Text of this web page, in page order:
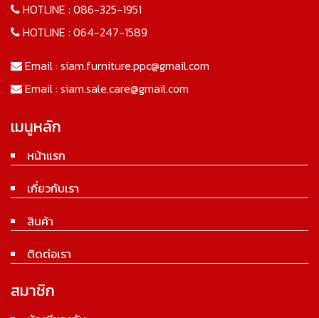
HOTLINE : 086-325-1951
HOTLINE : 064-247-1589
Email : siam.furniture.ppc@gmail.com
Email : siam.sale.care@gmail.com
เมนูหลัก
หน้าแรก
เกี่ยวกับเรา
สินค้า
ติดต่อเรา
สมาชิก